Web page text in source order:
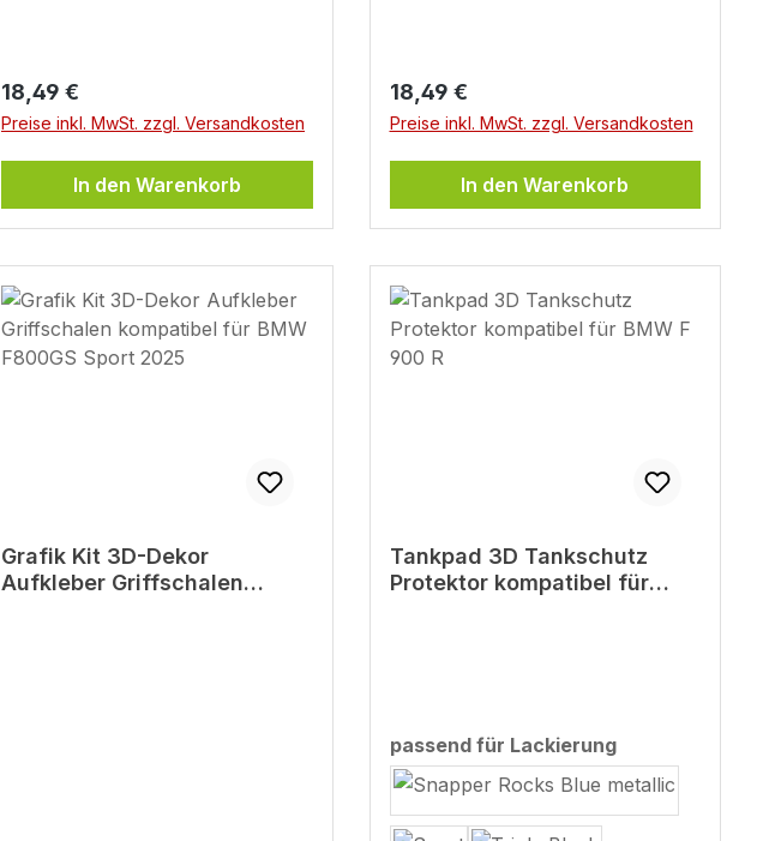
Regulärer Preis:
18,49 €
Preise inkl. MwSt. zzgl. Versandkosten
In den Warenkorb
Regulärer Preis:
18,49 €
Preise inkl. MwSt. zzgl. Versandkosten
In den Warenkorb
Grafik Kit 3D-Dekor
Aufkleber Griffschalen
Tankpad 3D Tankschutz
Protektor kompatibel für
passend für Lackierungauswählen